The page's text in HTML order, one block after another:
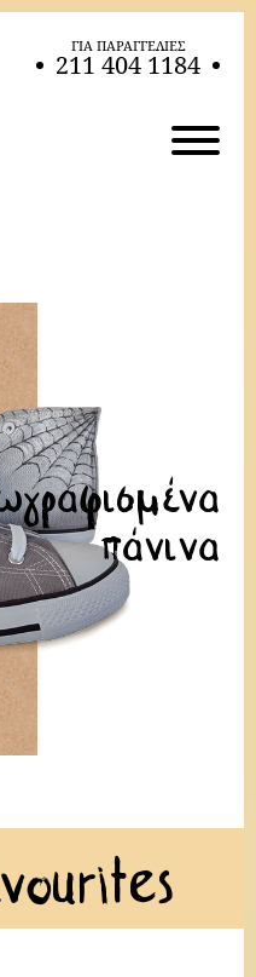
ΓΙΑ ΠΑΡΑΓΓΕΛΙΕΣ
211 404 1184
πάνινα